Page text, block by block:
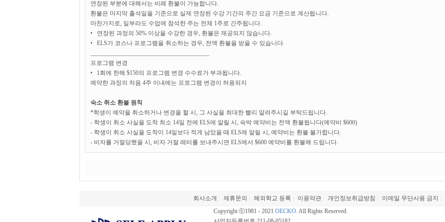
연장된 부분에 대해서는 비례 환불이 가능합니다.
환불은 마지막 출석일을 기준으로 실제 연장된 수강 기간의 주간 요금 기준으로 계산됩니다.
마찬가지로, 일부라도 수업에 참석한 주는 전체 1주로 간주됩니다.
• 연장된 과정의 50% 이상을 수강한 경우, 환불은 제공되지 않습니다.
• ELS가 코스나 프로그램을 취소하는 경우, 전액 환불을 받을 수 있습니다.
프로그램 변경
• 1회에 한해 $150의 프로그램 변경 수수료가 부과됩니다.
예약한 과정의 처음 4주 이내에는 프로그램 변경이 허용되지
숙소 취소 환불 원칙
*학생이 예약을 취소하거나 변경을 할 시, 그 사실을 최대한 빨리 알려주시길 부탁드립니다.
- 학생이 취소 사실을 도착 최소 14일 전에 ELS에 알릴 시, 숙박 예약비는 전액 환불됩니다(예약비 $600)
- 학생이 취소 사실을 도착이 14일보다 적게 남았을 때 ELS에 알릴 시, 예약비는 환불 불가합니다.
- 비자를 거절당했을 시, 비자 거절 레터를 보내주시면 ELS에서 $600 예약비를 환불해 드립니다.
회사소개 제휴문의 해외학교 등록 이용약관 개인정보취급방침 이메일 무단사용 금지
Copyright ⓒ1981 - 2021 OECKO. All Rights Reserved.